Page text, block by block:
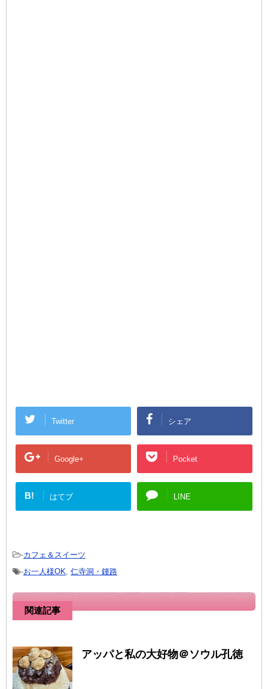
Twitter シェア
Google+ Pocket
B! はてブ LINE
-カフェ＆スイーツ
-お一人様OK, 仁寺洞・鍾路
関連記事
アッパと私の大好物＠ソウル孔徳